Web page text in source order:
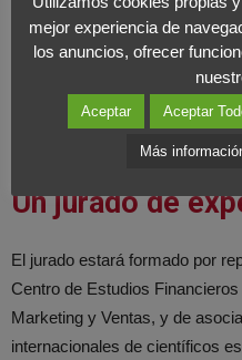
cosas y blockchain.
El quinto y último apartado es
a proyectos sobre la
educación, sistemas expertos,
Un jurado de
El jurado estará formado por
Centro de Estudios
Marketing y Ventas, y de
internacionales de científicos
mejor experiencia de
los anuncios, ofrecer
Aceptar Aceptar
Más